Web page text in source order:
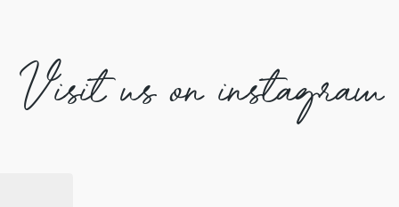
Visit us on instagram